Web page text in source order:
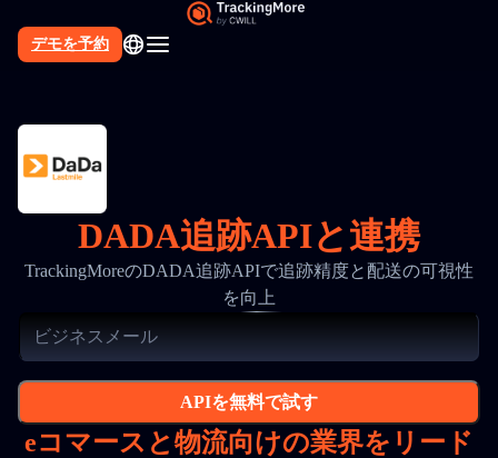
デモを予約
DADA追跡APIと連携
TrackingMoreのDADA追跡APIで追跡精度と配送の可視性
を向上
APIを無料で試す
eコマースと物流向けの業界をリード